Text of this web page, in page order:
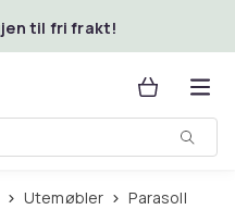
til fri frakt!
Utemøbler Parasoll